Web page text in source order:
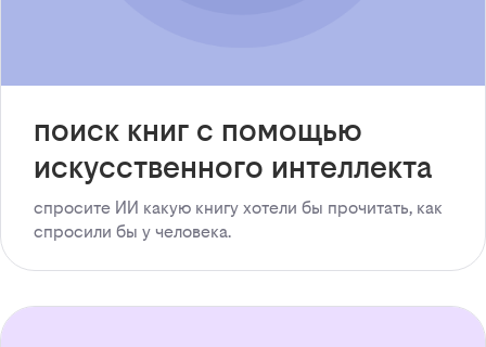
поиск книг с помощью
искусственного интеллекта
спросите ИИ какую книгу хотели бы прочитать, как
спросили бы у человека.